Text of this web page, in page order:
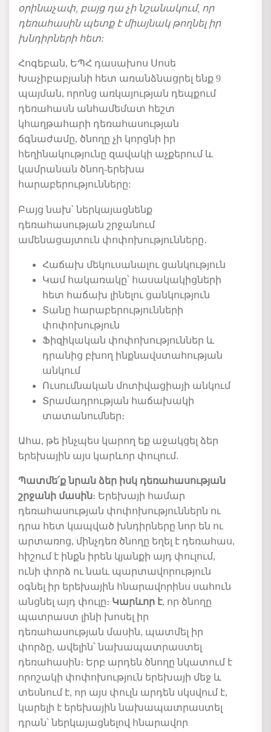
օրինաչափ բայց դա չի նշանակում, որ
դեռահասին պետք է միայնակ թողնել իր
խնդիրների հետ:
Հոգեբան, ԵՊՀ դասախոս Սոսե
Խաչիբաբյանի հետ առանձնացրել ենք 9
պայման, որոնց առկայության դեպքում
դեռահասն անհամեմատ հեշտ
կհաղթահարի դեռահասության
ճգնաժամը, ծնողը չի կորցնի իր
հեղինակությունը զավակի աչքերում և
կամրանան ծնող-երեխա
հարաբերությունները:
Բայց նախ՝ ներկայացնենք
դեռահասության շրջանում
ամենացայտուն փոփոխությունները․
Հաճախ մեկուսանալու ցանկություն
Կամ հակառակը՝ հասակակիցների
հետ հաճախ լինելու ցանկություն
Տանը հարաբերությունների
փոփոխություն
Ֆիզիկական փոփոխություններ և
դրանից բխող ինքնավստահության
անկում
Ուսումնական մոտիվացիայի անկում
Տրամադրության հաճախակի
տատանումներ։
Ահա, թե ինչպես կարող եք աջակցել ձեր
երեխային այս կարևոր փուլում.
Պատմե՛քնրան ձեր իսկ դեռահասության
շրջանի մասին։ Երեխայի համար
դեռահասության փոփոխություններն ու
դրա հետ կապված խնդիրները նոր են ու
արտառոց, մինչդեռ ծնողը եղել է դեռահաս,
հիշում է ինքն իրեն կյանքի այդ փուլում,
ունի փորձ ու նաև պարտավորություն
օգնել իր երեխային հնարավորինս սահուն
անցնել այդ փուլը։ Կարևոր է, որ ծնողը
պատրաստ լինի խոսել իր
դեռահասության մասին, պատմել իր
փորձը, ավելին՝նախապատրաստել
դեռահասին։ Երբ արդեն ծնողը նկատում է
որոշակի փոփոխություն երեխայի մեջ և
տեսնում է, որ այս փուլն արդեն սկսվում է,
կարելի է երեխային նախապատրաստել
դրան՝ ներկայացնելով հնարավոր